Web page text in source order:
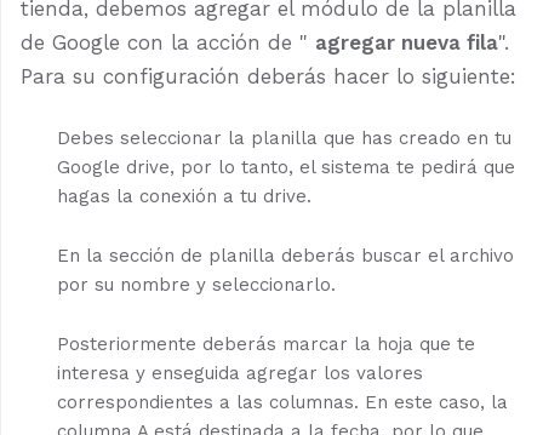
tienda, debemos agregar el módulo de la planilla
de Google con la acción de " agregar nueva fila".
Para su configuración deberás hacer lo siguiente:
Debes seleccionar la planilla que has creado en tu
Google drive, por lo tanto, el sistema te pedirá que
hagas la conexión a tu drive.
En la sección de planilla deberás buscar el archivo
por su nombre y seleccionarlo.
Posteriormente deberás marcar la hoja que te
interesa y enseguida agregar los valores
correspondientes a las columnas. En este caso, la